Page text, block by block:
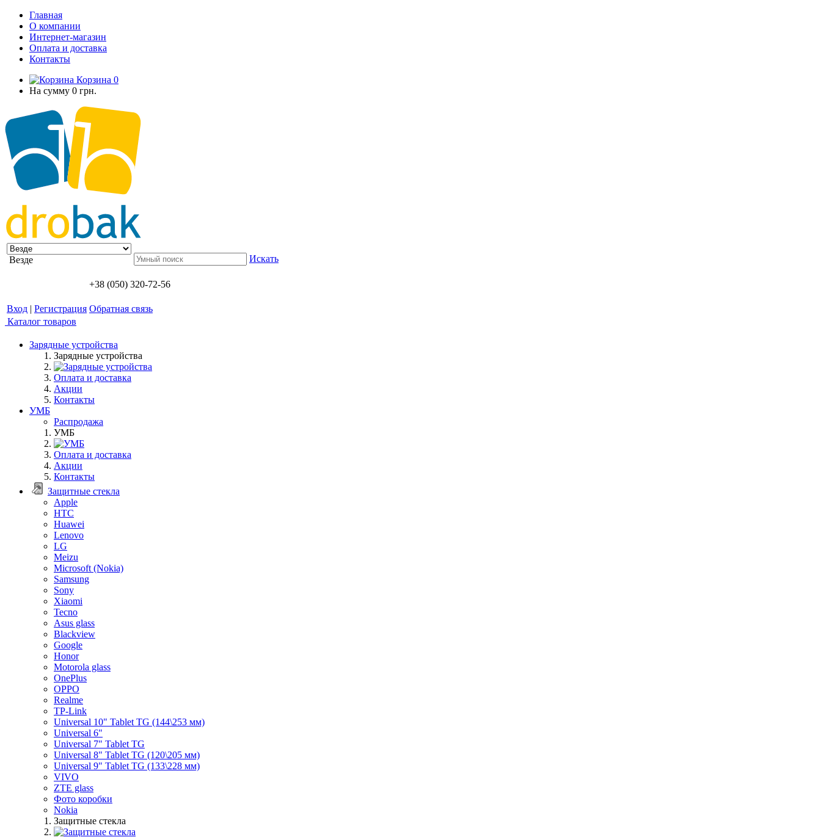
Главная
О компании
Интернет-магазин
Оплата и доставка
Контакты
Корзина 0
На сумму 0 грн.
Везде Искать
+38 (050) 320-72-56
Вход | Регистрация Обратная связь
Каталог товаров
Зарядные устройства
Зарядные устройства
Оплата и доставка
Акции
Контакты
УМБ
Распродажа
УМБ
Оплата и доставка
Акции
Контакты
Защитные стекла
Apple
HTC
Huawei
Lenovo
LG
Meizu
Microsoft (Nokia)
Samsung
Sony
Xiaomi
Tecno
Asus glass
Blackview
Google
Honor
Motorola glass
OnePlus
OPPO
Realme
TP-Link
Universal 10" Tablet TG (144\253 мм)
Universal 6"
Universal 7" Tablet TG
Universal 8" Tablet TG (120\205 мм)
Universal 9" Tablet TG (133\228 мм)
VIVO
ZTE glass
Фото коробки
Nokia
Защитные стекла